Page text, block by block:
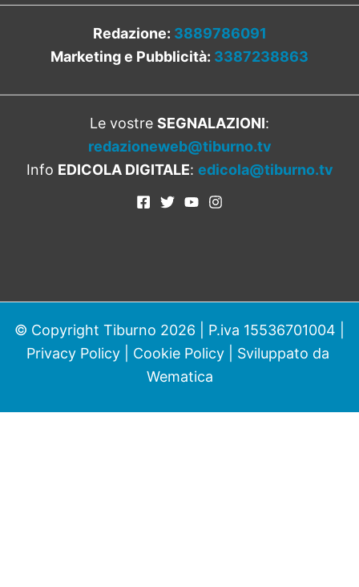
Redazione: 3889786091
Marketing e Pubblicità: 3387238863
Le vostre SEGNALAZIONI:
redazioneweb@tiburno.tv
Info EDICOLA DIGITALE: edicola@tiburno.tv
© Copyright Tiburno 2026 | P.iva 15536701004 |
Privacy Policy| Cookie Policy| Sviluppato da
Wematica